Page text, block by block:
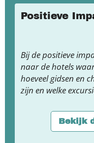
Positieve
Bij de positieve
naar de hotels
hoeveel gidsen en
zijn en welke
Bekijk